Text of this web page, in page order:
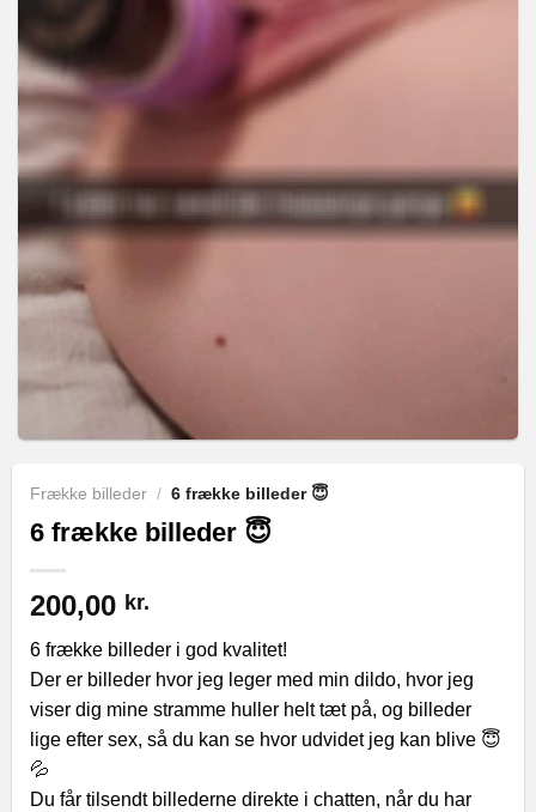
Frække billeder / 6 frække billeder 😇
6 frække billeder 😇
200,00 kr.
6 frække billeder i god kvalitet!
Der er billeder hvor jeg leger med min dildo, hvor jeg
viser dig mine stramme huller helt tæt på, og billeder
lige efter sex, så du kan se hvor udvidet jeg kan blive 😇
💦
Du får tilsendt billederne direkte i chatten, når du har